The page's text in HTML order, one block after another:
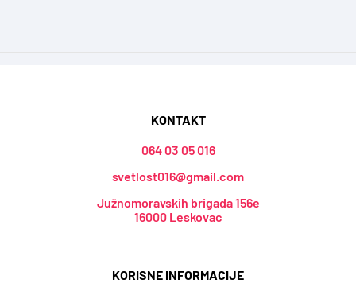
KORISNE INFORMACIJE
KONTAKT
064 03 05 016
svetlost016@gmail.com
Južnomoravskih brigada 156e
16000 Leskovac